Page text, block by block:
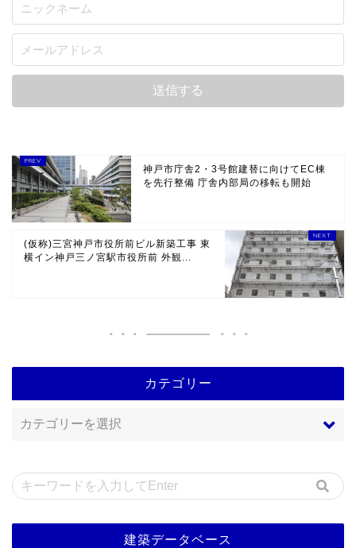
神戸市庁舎2・3号館建替に向けてEC棟
を先行整備 庁舎内部局の移転も開始
(仮称)三宮神戸市役所前ビル新築工事 東
横イン神戸三ノ宮駅市役所前 外観...
カテゴリー
建築データベース